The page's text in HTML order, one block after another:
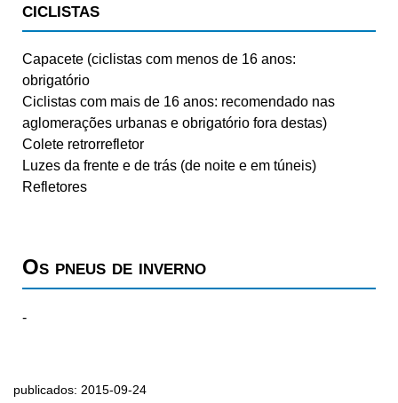
ciclistas
Capacete (ciclistas com menos de 16 anos:
obrigatório
Ciclistas com mais de 16 anos: recomendado nas
aglomerações urbanas e obrigatório fora destas)
Colete retrorrefletor
Luzes da frente e de trás (de noite e em túneis)
Refletores
Os pneus de inverno
-
publicados: 2015-09-24